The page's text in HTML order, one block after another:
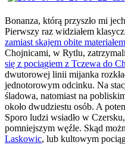
Bonanza, którą przyszło mi
Pierwszy raz widziałem
zamiast skajem obite materiałem
Chojnicami, w Rytlu,
się z pociągiem z Tczewa do
dwutorowej linii mijanka
jednotorowym odcinku. Na
śladowa, natomiast na
około dwudziestu osób. A
Sporo ludzi wsiadło w
pomniejszym węźle. Skąd
Laskowic, lub kultowym